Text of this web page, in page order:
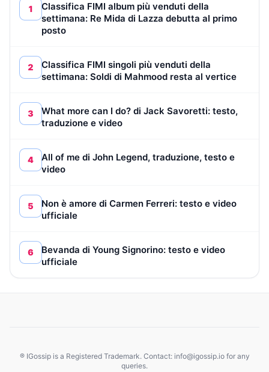
1
Classifica FIMI album più venduti della
settimana: Re Mida di Lazza debutta al primo
posto
2
Classifica FIMI singoli più venduti della
settimana: Soldi di Mahmood resta al vertice
3
What more can I do? di Jack Savoretti: testo,
traduzione e video
4
All of me di John Legend, traduzione, testo e
video
5
Non è amore di Carmen Ferreri: testo e video
ufficiale
6
Bevanda di Young Signorino: testo e video
ufficiale
® IGossip is a Registered Trademark. Contact: info@igossip.io for any
queries.